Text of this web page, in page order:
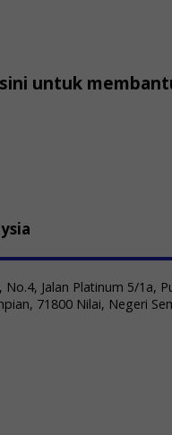
untuk
No.4, Jalan Platinum 5/1a,
71800 Nilai, Negeri